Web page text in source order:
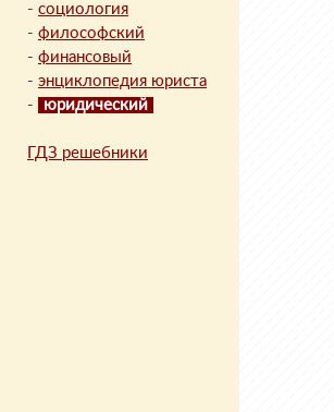
- социология
- философский
- финансовый
- энциклопедия юриста
-
юридический
ГДЗ решебники